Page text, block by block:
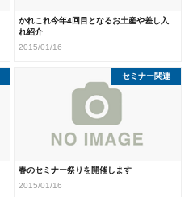
かれこれ今年4回目となるお土産や差し入
れ紹介
2015/01/16
春のセミナー祭りを開催します
2015/01/16
セミナー関連